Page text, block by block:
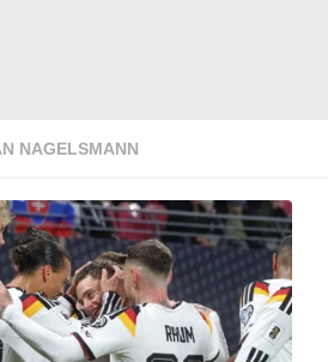
NAGELSMANN